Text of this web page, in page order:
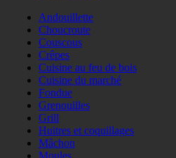
Andouillette
Choucroute
Couscous
Crêpes
Cuisine au feu de bois
Cuisine du marché
Fondue
Grenouilles
Grill
Huitres et coquillages
Mâchon
Moules